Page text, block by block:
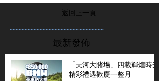
返回上一頁
...............................................................
最新發佈
「天河大賭場」四載輝煌時光
精彩禮遇歡慶一整月